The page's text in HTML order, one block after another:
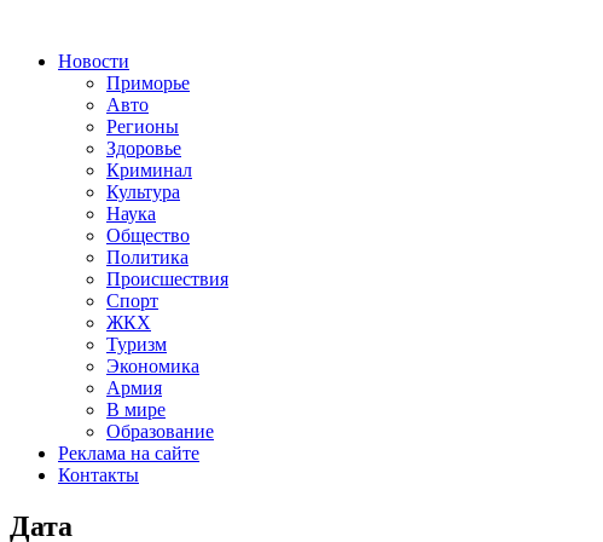
Новости
Приморье
Авто
Регионы
Здоровье
Криминал
Культура
Наука
Общество
Политика
Происшествия
Спорт
ЖКХ
Туризм
Экономика
Армия
В мире
Образование
Реклама на сайте
Контакты
Дата